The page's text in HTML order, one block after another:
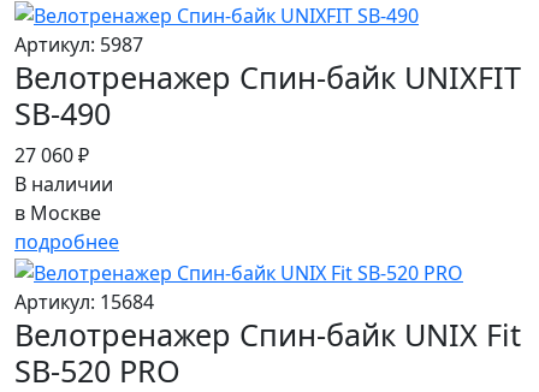
Артикул: 5987
Велотренажер Спин-байк UNIXFIT
SB-490
27 060 ₽
В наличии
в Москве
подробнее
Артикул: 15684
Велотренажер Спин-байк UNIX Fit
SB-520 PRO